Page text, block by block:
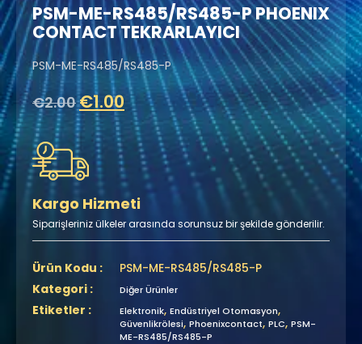
PSM-ME-RS485/RS485-P PHOENIX
CONTACT TEKRARLAYICI
PSM-ME-RS485/RS485-P
€2.00€1.00
Kargo Hizmeti
Siparişleriniz ülkeler arasında sorunsuz bir şekilde gönderilir.
Ürün Kodu :
PSM-ME-RS485/RS485-P
Kategori :
Diğer Ürünler
Etiketler : Elektronik, Endüstriyel Otomasyon,
Güvenlikrölesi, Phoenixcontact, PLC, PSM-
ME-RS485/RS485-P